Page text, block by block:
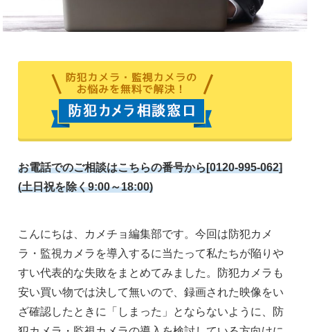
お電話でのご相談はこちらの番号から[0120-995-062]
(土日祝を除く9:00～18:00)
こんにちは、カメチョ編集部です。今回は防犯カメ
ラ・監視カメラを導入するに当たって私たちが陥りや
すい代表的な失敗をまとめてみました。防犯カメラも
安い買い物では決して無いので、録画された映像をい
ざ確認したときに「しまった」とならないように、防